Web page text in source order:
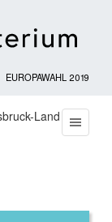
EUROPAWAHL 2019
Land